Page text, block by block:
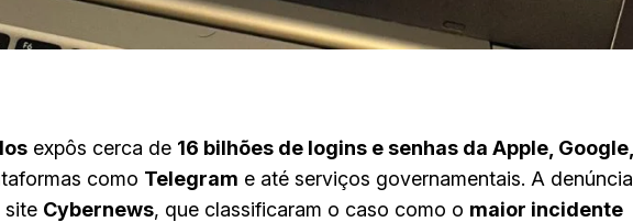
expôs cerca de 16 bilhões de logins e senhas da Apple, Google,
como Telegram e até serviços governamentais. A denúncia
site Cybernews, que classificaram o caso como o maior incidente